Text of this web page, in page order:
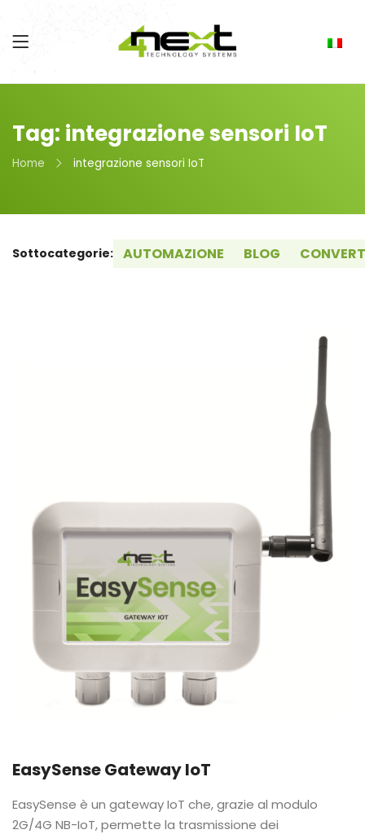
Tag: integrazione sensori IoT
Home integrazione sensori IoT
Sottocategorie: AUTOMAZIONE BLOG
EasySense Gateway IoT
EasySense è un gateway IoT che, grazie al modulo
2G/4G NB-IoT, permette la trasmissione dei